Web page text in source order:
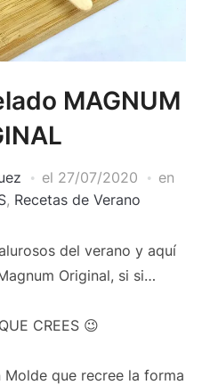
MAGNUM
el 27/07/2020
en
, Recetas de Verano
del verano y aquí
Original, si si…
CREES 😉
que recree la forma